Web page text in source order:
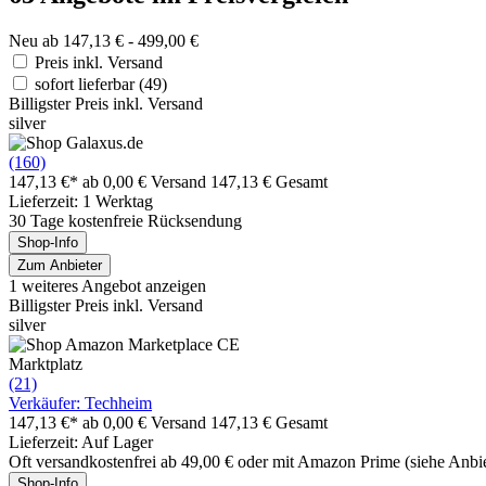
Neu ab 147,13 € - 499,00 €
Preis inkl. Versand
sofort lieferbar(49)
Billigster Preis inkl. Versand
silver
(160)
147,13 €* ab 0,00 € Versand 147,13 € Gesamt
Lieferzeit: 1 Werktag
30 Tage kostenfreie Rücksendung
Shop-Info
Zum Anbieter
1 weiteres Angebot anzeigen
Billigster Preis inkl. Versand
silver
Marktplatz
(21)
Verkäufer: Techheim
147,13 €* ab 0,00 € Versand 147,13 € Gesamt
Lieferzeit: Auf Lager
Oft versandkostenfrei ab 49,00 € oder mit Amazon Prime (siehe